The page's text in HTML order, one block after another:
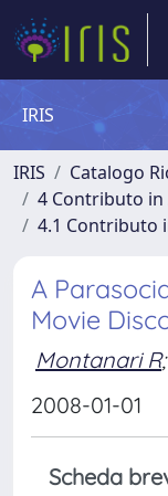
IRIS
IRIS
Catalogo
4 Contributo in
4.1 Contributo
A
Movie
Montanari R;
2008-01-01
Scheda